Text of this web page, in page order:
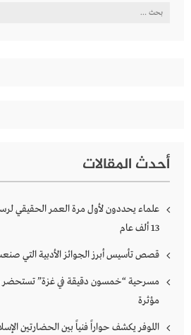
البحث
أحدث المقالات
علماء يحددون لأول مرة العمر الحقيقي
13 ألف عام
قصص تأسيس أبرز الجوائز الأدبية التي صنعت
مسرحية “خمسون دقيقة في غزة”
مؤثرة
اللوفر يكشف حواراً فنياً بين الحضارتين